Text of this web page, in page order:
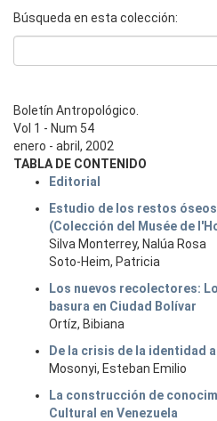
Búsqueda en esta colección:
Boletín Antropológico.
Vol 1 - Num 54
enero - abril, 2002
TABLA DE CONTENIDO
Editorial
Estudio de los restos
(Colección del Musée de
Silva Monterrey, Nalúa Rosa
Soto-Heim, Patricia
Los nuevos recolectores:
basura en Ciudad Bolívar
Ortíz, Bibiana
De la crisis de la identidad
Mosonyi, Esteban Emilio
La construcción de
Cultural en Venezuela